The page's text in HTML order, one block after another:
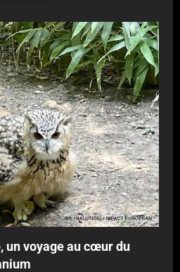
un voyage au cœur du